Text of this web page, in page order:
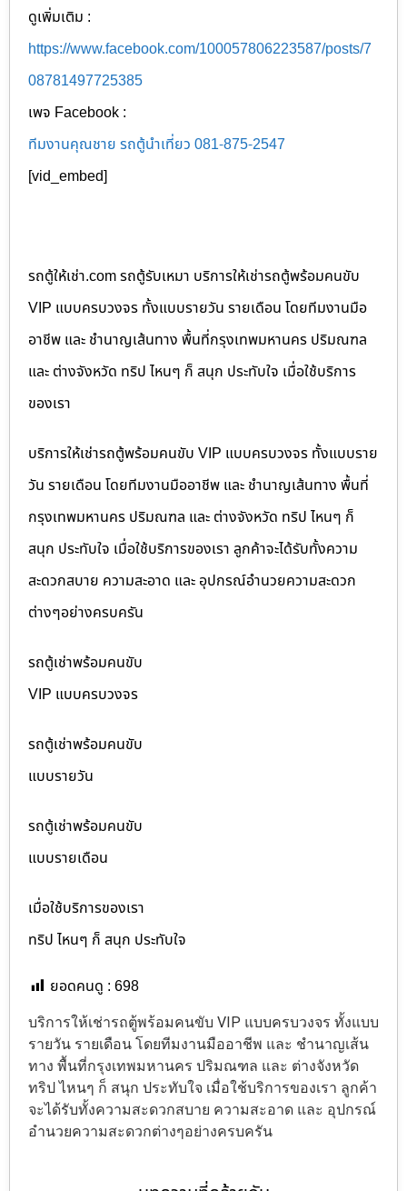
ดูเพิ่มเติม :
https://www.facebook.com/100057806223587/posts/7
08781497725385
เพจ Facebook :
ทีมงานคุณชาย รถตู้นำเที่ยว 081-875-2547
[vid_embed]
รถตู้ให้เช่า.com รถตู้รับเหมา บริการให้เช่ารถตู้พร้อมคนขับ
VIP แบบครบวงจร ทั้งแบบรายวัน รายเดือน โดยทีมงานมือ
อาชีพ และ ชำนาญเส้นทาง พื้นที่กรุงเทพมหานคร ปริมณฑล
และ ต่างจังหวัด ทริป ไหนๆ ก็ สนุก ประทับใจ เมื่อใช้บริการ
ของเรา
บริการให้เช่ารถตู้พร้อมคนขับ VIP แบบครบวงจร ทั้งแบบราย
วัน รายเดือน โดยทีมงานมืออาชีพ และ ชำนาญเส้นทาง พื้นที่
กรุงเทพมหานคร ปริมณฑล และ ต่างจังหวัด ทริป ไหนๆ ก็
สนุก ประทับใจ เมื่อใช้บริการของเรา ลูกค้าจะได้รับทั้งความ
สะดวกสบาย ความสะอาด และ อุปกรณ์อำนวยความสะดวก
ต่างๆอย่างครบครัน
รถตู้เช่าพร้อมคนขับ
VIP แบบครบวงจร
รถตู้เช่าพร้อมคนขับ
แบบรายวัน
รถตู้เช่าพร้อมคนขับ
แบบรายเดือน
เมื่อใช้บริการของเรา
ทริป ไหนๆ ก็ สนุก ประทับใจ
ยอดคนดู : 698
บริการให้เช่ารถตู้พร้อมคนขับ VIP แบบครบวงจร ทั้งแบบ
รายวัน รายเดือน โดยทีมงานมืออาชีพ และ ชำนาญเส้น
ทาง พื้นที่กรุงเทพมหานคร ปริมณฑล และ ต่างจังหวัด
ทริป ไหนๆ ก็ สนุก ประทับใจ เมื่อใช้บริการของเรา ลูกค้า
จะได้รับทั้งความสะดวกสบาย ความสะอาด และ อุปกรณ์
อำนวยความสะดวกต่างๆอย่างครบครัน